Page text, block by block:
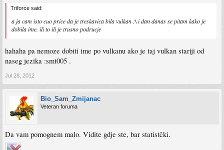
Triforce said:
a ja cam isto cuo price da je treskavica bila vulkan :\ i dan danas se pitam kako je
dobila ime. ili to ili je trusno podrucje
hahaha pa nemoze dobiti ime po vulkanu ako je taj vulkan stariji od
naseg jezika :smt005 .
Jul 28, 2012
Bio_Sam_Zmijanac
Veteran foruma
Da vam pomognem malo. Vidite gdje ste, bar statistčki.